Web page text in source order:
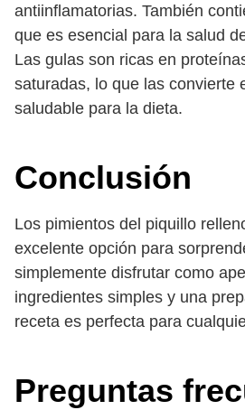
antiinflamatorias. También
que es esencial para la salud
Las gulas son ricas en
saturadas, lo que las convierte
saludable para la dieta.
Conclusión
Los pimientos del piquillo
excelente opción para
simplemente disfrutar como
ingredientes simples y una
receta es perfecta para
Preguntas